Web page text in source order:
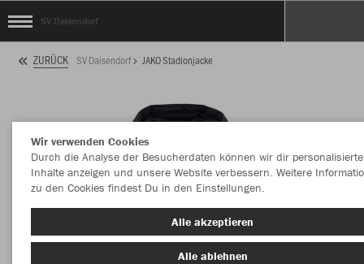
SV Daisendorf
ZURÜCK SV Daisendorf JAKO Stadionjacke
Wir verwenden Cookies
Durch die Analyse der Besucherdaten können wir dir personalisierte
Inhalte anzeigen und unsere Website verbessern. Weitere
zu den Cookies findest Du in den Einstellungen.
Alle akzeptieren
Alle ablehnen